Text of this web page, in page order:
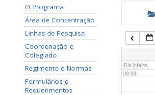
O Programa
Área de Concentração
Linhas de Pesquisa
Coordenação e
Colegiado
Regimento e Normas
Formulários e
Requerimentos
Dia inteiro
07:00
08:00